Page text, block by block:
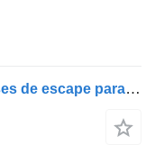
Behr 2072977 recirculación de gases de escape para Scania P,G,R,T-series (2004-2017) cabeza tractora